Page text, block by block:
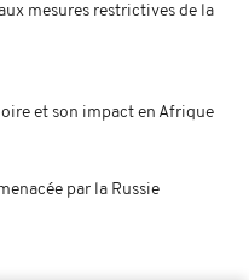
mesures restrictives de la
et son impact en Afrique
par la Russie